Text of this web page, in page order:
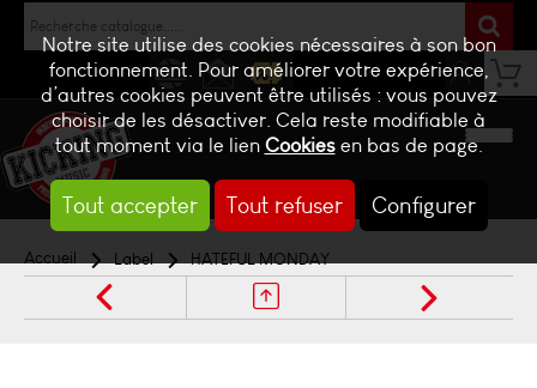
Notre site utilise des cookies nécessaires à son bon
fonctionnement. Pour améliorer votre expérience,
d’autres cookies peuvent être utilisés : vous pouvez
choisir de les désactiver. Cela reste modifiable à
tout moment via le lienCookiesen bas de page.
Tout accepter Tout refuser Configurer
NEWS CONTACTBILLETTERIE
Accueil Label HATEFUL MONDAY